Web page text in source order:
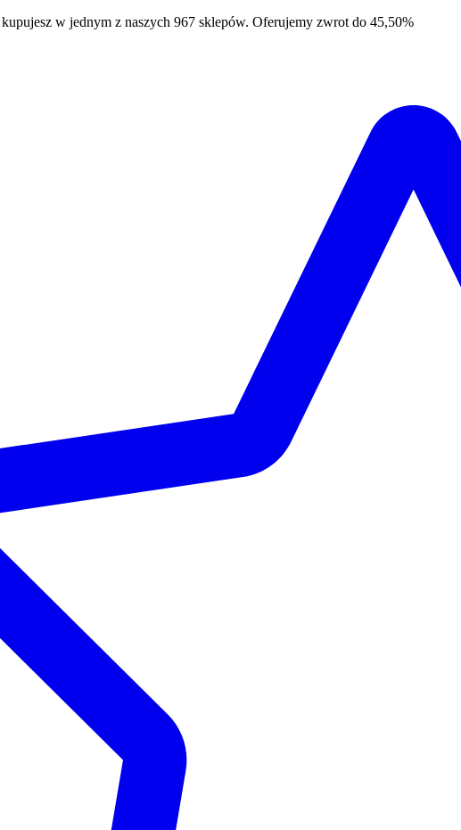
w jednym z naszych 967 sklepów. Oferujemy zwrot do 45,50%